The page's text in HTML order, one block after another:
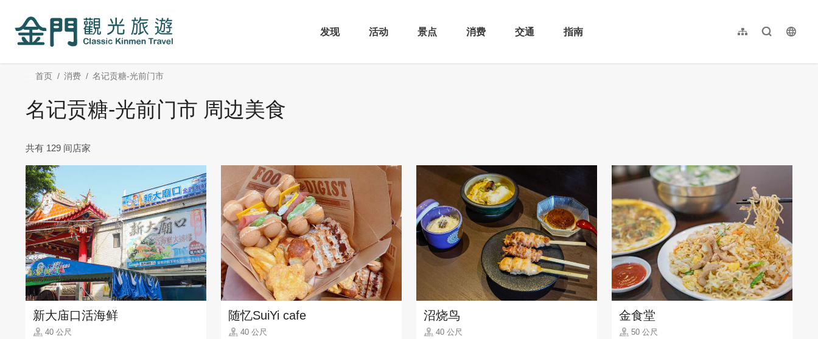
内
发现
活动 景点 消费 交通 指南 网站导览全文检索
繁體中文
首页 消费 名记贡糖-光前门市
名记贡糖-光前门市 周边美食
共有 129 间店家
新大庙口活海鲜
40 公尺
随忆SuiYi cafe
40 公尺
沼烧鸟
40 公尺
金食堂
50 公尺